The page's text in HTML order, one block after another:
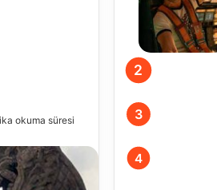
okuma süresi